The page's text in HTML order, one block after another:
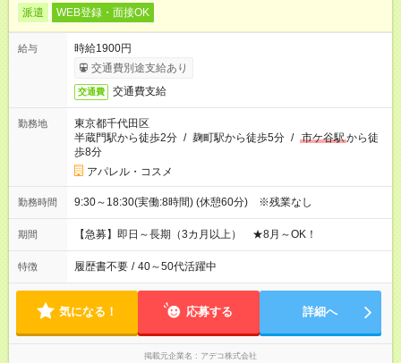
派遣 WEB登録・面接OK
給与
時給1900円
交通費別途支給あり
交通費 交通費支給
勤務地
東京都千代田区
半蔵門駅から徒歩2分 / 麹町駅から徒歩5分 / 市ケ谷駅から徒
歩8分
アパレル・コスメ
勤務時間 9:30～18:30(実働:8時間) (休憩60分) ※残業なし
期間 【急募】即日～長期（3カ月以上） ★8月～OK！
特徴 履歴書不要 / 40～50代活躍中
気になる！ 応募する 詳細へ
掲載元企業名 アデコ株式会社